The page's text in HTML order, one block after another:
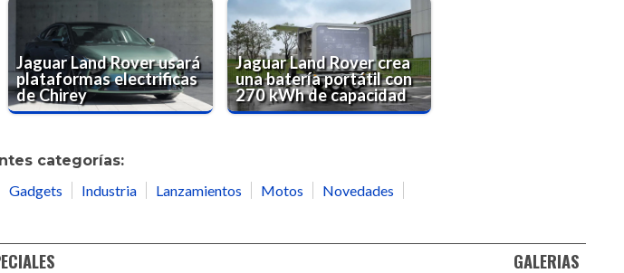
Jaguar Land Rover usará
plataformas electrificas
de Chirey
Jaguar Land Rover crea
una batería portátil con
270 kWh de capacidad
categorías:
Gadgets Industria Lanzamientos Motos
Novedades
GALERIAS